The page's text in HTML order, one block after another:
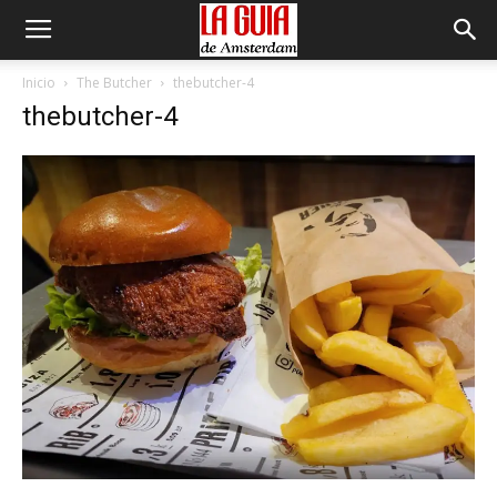
Inicio The Butcher thebutcher-4
thebutcher-4